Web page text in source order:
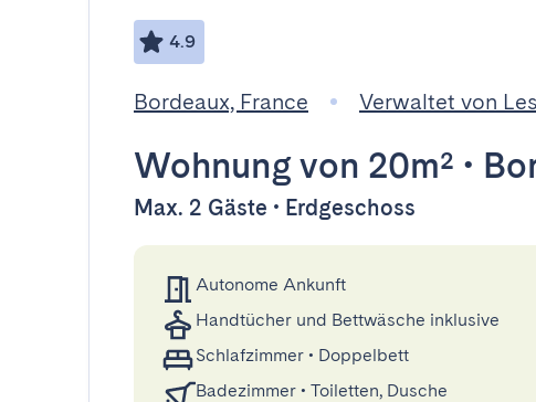
4.9
Bordeaux, France Verwaltet von
Wohnungvon 20m² •
Max. 2 Gäste • Erdgeschoss
Autonome Ankunft
Handtücher und Bettwäsche inklusive
Schlafzimmer • Doppelbett
Badezimmer • Toiletten, Dusche